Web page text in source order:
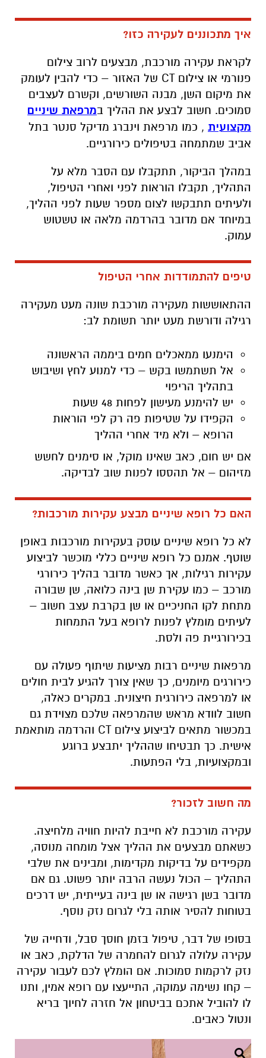
איך מתכוננים לעקירה כזו?
לקראת עקירה מורכבת, מבצעים לרוב צילום
פנורמי או צילום CT של האזור – כדי להבין לעומק
את מיקום השן, מבנה השורשים, וקשרם לעצבים
סמוכים. חשוב לבצע את ההליך במרפאת שיניים
מקצועית , כמו מרפאת וינברג מדיקל סנטר בתל
אביב שמתמחה בטיפולים כירורגיים.
במהלך הביקור, תתקבלו עם הסבר מלא על
התהליך, תקבלו הוראות לפני ואחרי הטיפול,
ולעיתים תתבקשו לצום מספר שעות לפני ההליך,
במיוחד אם מדובר בהרדמה מלאה או טשטוש
עמוק.
טיפים להתמודדות אחרי הטיפול
ההתאוששות מעקירה מורכבת שונה מעט מעקירה
רגילה ודורשת מעט יותר תשומת לב:
הימנעו ממאכלים חמים ביממה הראשונה
אל תשתמשו בקש – כדי למנוע לחץ ושיבוש
בתהליך הריפוי
יש להימנע מעישון לפחות 48 שעות
הקפידו על שטיפות פה רק לפי הוראות
הרופא – ולא מיד אחרי ההליך
אם יש חום, כאב שאינו מוקל, או סימנים לחשש
מזיהום – אל תהססו לפנות שוב לבדיקה.
האם כל רופא שיניים מבצע עקירות מורכבות?
לא כל רופא שיניים עוסק בעקירות מורכבות באופן
שוטף. אמנם כל רופא שיניים כללי מוכשר לביצוע
עקירות רגילות, אך כאשר מדובר בהליך כירורגי
מורכב – כמו עקירת שן בינה כלואה, שן שבורה
מתחת לקו החניכיים או שן בקרבת עצב חשוב –
לעיתים מומלץ לפנות לרופא בעל התמחות
בכירורגיית פה ולסת.
מרפאות שיניים רבות מציעות שיתוף פעולה עם
כירורגים מיומנים, כך שאין צורך להגיע לבית חולים
או למרפאה כירורגית חיצונית. במקרים כאלה,
חשוב לוודא מראש שהמרפאה שלכם מצוידת גם
במכשור מתאים לביצוע צילום CT והרדמה מותאמת
אישית. כך תבטיחו שההליך יתבצע ברוגע
ובמקצועיות, בלי הפתעות.
מה חשוב לזכור?
עקירה מורכבת לא חייבת להיות חוויה מלחיצה.
כשאתם מבצעים את ההליך אצל מומחה מנוסה,
מקפידים על בדיקות מקדימות, ומבינים את שלבי
התהליך – הכול נעשה הרבה יותר פשוט. גם אם
מדובר בשן רגישה או שן בינה בעייתית, יש דרכים
בטוחות להסיר אותה בלי לגרום נזק נוסף.
בסופו של דבר, טיפול בזמן חוסך סבל, ודחייה של
עקירה עלולה לגרום להחמרה של הדלקת, כאב או
נזק לרקמות סמוכות. אם הומלץ לכם לעבור עקירה
– קחו נשימה עמוקה, התייעצו עם רופא אמין, ותנו
לו להוביל אתכם בביטחון אל חזרה לחיוך בריא
ונטול כאבים.